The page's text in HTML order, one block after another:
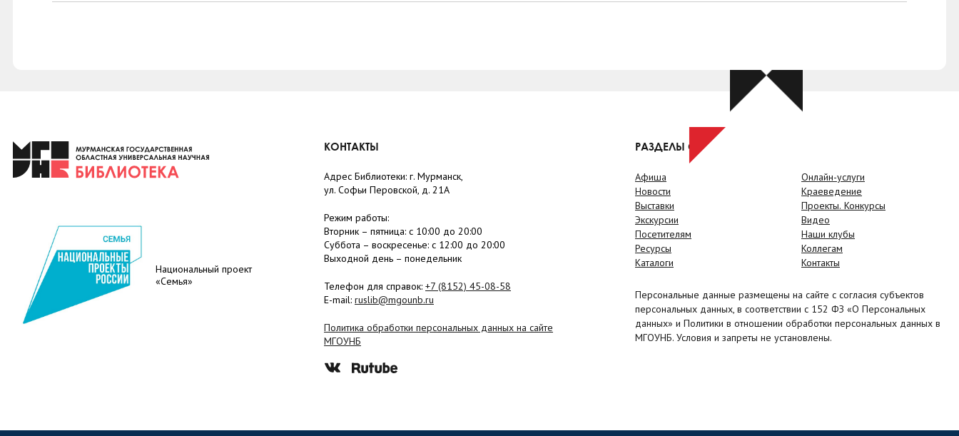
Национальный проект
«Семья»
КОНТАКТЫ
Адрес Библиотеки: г. Мурманск,
ул. Софьи Перовской, д. 21А
Режим работы:
Вторник – пятница: с 10:00 до 20:00
Суббота – воскресенье: c 12:00 до 20:00
Выходной день – понедельник
Телефон для справок: +7 (8152) 45-08-58
E-mail: ruslib@mgounb.ru
Политика обработки персональных данных на сайте
МГОУНБ
РАЗДЕЛЫ САЙТА
Афиша
Новости
Выставки
Экскурсии
Посетителям
Ресурсы
Каталоги
Онлайн-услуги
Краеведение
Проекты. Конкурсы
Видео
Наши клубы
Коллегам
Контакты
Персональные данные размещены на сайте с согласия субъектов
персональных данных, в соответствии с 152 ФЗ «О Персональных
данных» и Политики в отношении обработки персональных данных в
МГОУНБ. Условия и запреты не установлены.